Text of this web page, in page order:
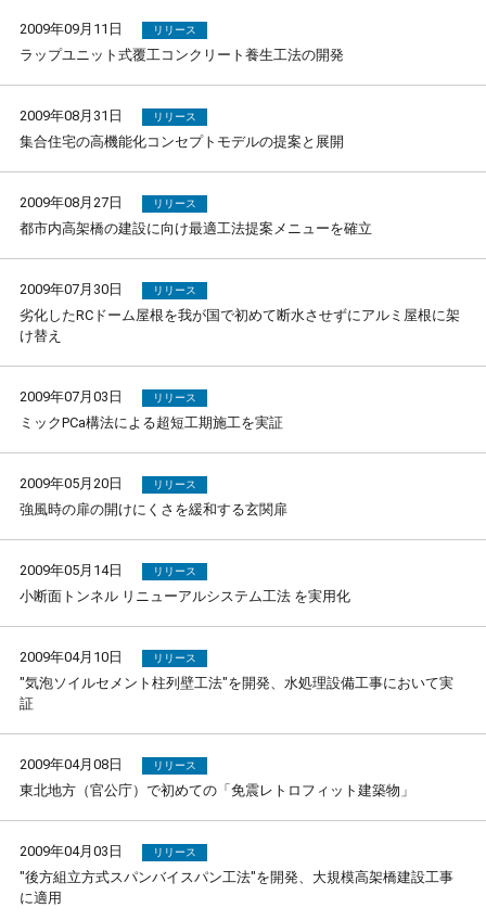
2009年09月11日 リリース
ラップユニット式覆工コンクリート養生工法の開発
2009年08月31日 リリース
集合住宅の高機能化コンセプトモデルの提案と展開
2009年08月27日 リリース
都市内高架橋の建設に向け最適工法提案メニューを確立
2009年07月30日 リリース
劣化したRCドーム屋根を我が国で初めて断水させずにアルミ屋根に架
け替え
2009年07月03日 リリース
ミックPCa構法による超短工期施工を実証
2009年05月20日 リリース
強風時の扉の開けにくさを緩和する玄関扉
2009年05月14日 リリース
小断面トンネル リニューアルシステム工法 を実用化
2009年04月10日 リリース
"気泡ソイルセメント柱列壁工法"を開発、水処理設備工事において実
証
2009年04月08日 リリース
東北地方（官公庁）で初めての「免震レトロフィット建築物」
2009年04月03日 リリース
"後方組立方式スパンバイスパン工法"を開発、大規模高架橋建設工事
に適用